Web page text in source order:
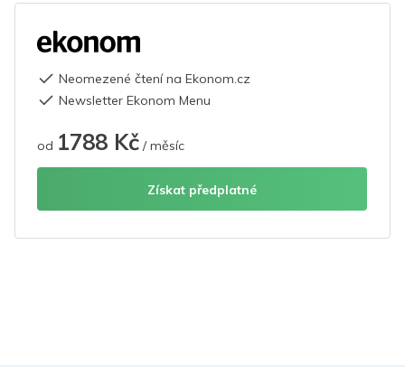
Neomezené čtení na Ekonom.cz
Newsletter Ekonom Menu
od 1788 Kč / měsíc
Získat předplatné